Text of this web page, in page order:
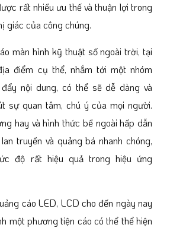
rất nhiều ưu thế và thuận lợi trong
giác của công chúng.
màn hình kỹ thuật số ngoài trời, tại
điểm cụ thể, nhắm tới một nhóm
nội dung, có thể sẽ dễ dàng và
sự quan tâm, chú ý của mọi người.
hay và hình thức bề ngoài hấp dẫn
truyền và quảng bá nhanh chóng,
độ rất hiệu quả trong hiệu ứng
cáo LED, LCD cho đến ngày nay
một phương tiện cáo có thể thể hiện